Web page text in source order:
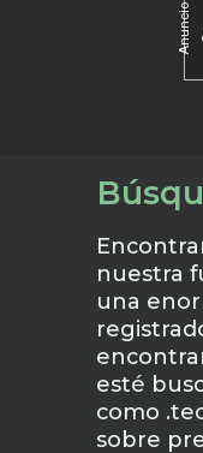
Anuncio
nuestra
una
esté
como
sobre